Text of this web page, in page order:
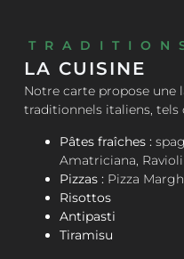
LA CUISINE
Notre carte propose une
traditionnels italiens, tels
Pâtes fraîches :
Amatriciana,
Pizzas : Pizza
Risottos
Antipasti
Tiramisu